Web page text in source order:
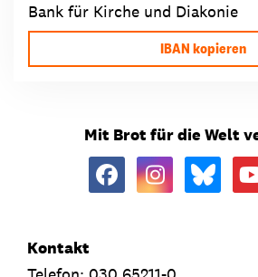
Bank für Kirche und Diakonie
IBAN kopieren
Mit Brot für die Welt
Kontakt